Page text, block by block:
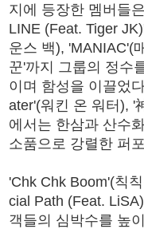
지에 등장한 멤버들
LINE (Feat. Tiger
운스 백), 'MANIAC'(
꾼'까지 그룹의 정수
이며 함성을 이끌었
ater'(워킨 온 워터), '
에서는 한삼과 산수
소품으로 강렬한 퍼
'Chk Chk Boom'(칙
cial Path (Feat.
객들의 심박수를 높